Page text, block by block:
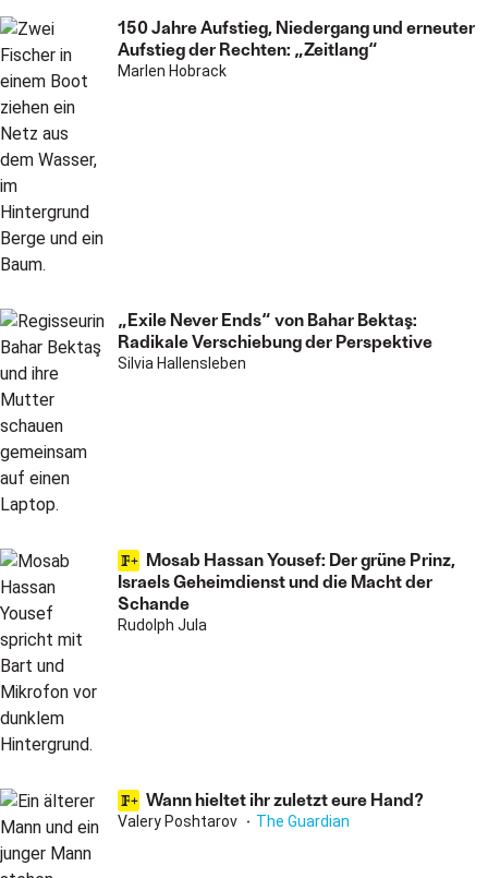
150 Jahre Aufstieg, Niedergang und erneuter
Aufstieg der Rechten: „Zeitlang“
Marlen Hobrack
„Exile Never Ends“ von Bahar Bektaş:
Radikale Verschiebung der Perspektive
Silvia Hallensleben
Mosab Hassan Yousef: Der grüne Prinz,
Israels Geheimdienst und die Macht der
Schande
Rudolph Jula
Wann hieltet ihr zuletzt eure Hand?
Valery Poshtarov The Guardian